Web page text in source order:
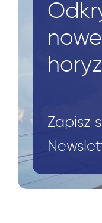
nowe
Zapisz